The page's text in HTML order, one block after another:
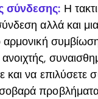
σύνδεσης: Η
αλλά και
και να επιλύσετε